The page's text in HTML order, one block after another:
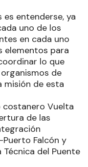
entenderse, ya
uno de los
en cada uno
elementos para
lo que
de
misión de esta
costanero Vuelta
de las
Falcón y
del Puente